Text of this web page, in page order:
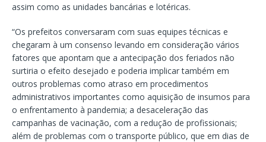
assim como as unidades bancárias e lotéricas.
“Os prefeitos conversaram com suas equipes técnicas e
chegaram à um consenso levando em consideração vários
fatores que apontam que a antecipação dos feriados não
surtiria o efeito desejado e poderia implicar também em
outros problemas como atraso em procedimentos
administrativos importantes como aquisição de insumos para
o enfrentamento à pandemia; a desaceleração das
campanhas de vacinação, com a redução de profissionais;
além de problemas com o transporte público, que em dias de